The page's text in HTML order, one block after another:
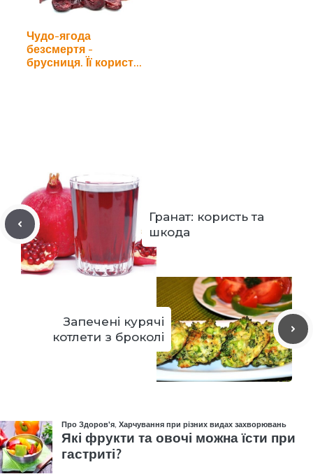
Чудо-ягода
безсмертя -
брусниця. Її користь
Гранат: користь та
шкода
Запечені курячі
котлети з броколі